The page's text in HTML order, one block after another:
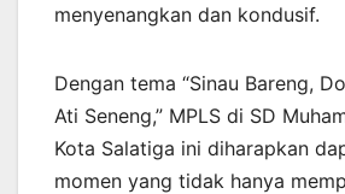
menyenangkan dan kondusif.
Dengan tema “Sinau Bareng,
Ati Seneng,” MPLS di SD
Kota Salatiga ini diharapkan
momen yang tidak hanya